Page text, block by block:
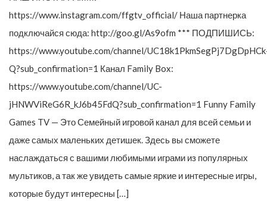
https://www.instagram.com/ffgtv_official/ Наша партнерка
подключайся сюда: http://goo.gl/As9ofm *** ПОДПИШИСЬ:
https://www.youtube.com/channel/
Q?sub_confirmation=1 Канал Family Box:
https://www.youtube.com/channel/UC-
jHNWViReG6R_kJ6b45FdQ?sub_confirmation=1 Funny Family
Games TV — Это Семейный игровой канал для всей семьи и
даже самых маленьких детишек. Здесь вы сможете
наслаждаться с вашими любимыми играми из популярных
мультиков, а так же увидеть самые яркие и интересные игры,
которые будут интересны […]